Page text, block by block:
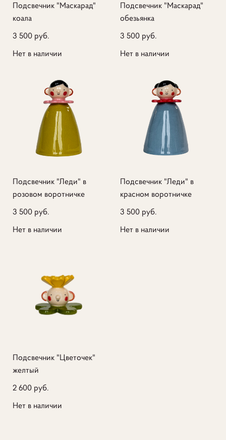
Подсвечник "Маскарад"
коала
3 500 pуб.
Нет в наличии
Подсвечник "Маскарад"
обезьянка
3 500 pуб.
Нет в наличии
Подсвечник "Леди" в
розовом воротничке
3 500 pуб.
Нет в наличии
Подсвечник "Леди" в
красном воротничке
3 500 pуб.
Нет в наличии
Подсвечник "Цветочек"
желтый
2 600 pуб.
Нет в наличии